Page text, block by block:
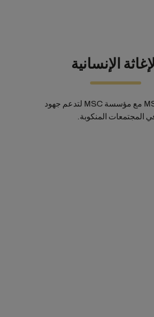
الإنسانية
تتعاون شركة MSC مع مؤسسة MSC لتدعم جهود
في المجتمعات المنكوبة.